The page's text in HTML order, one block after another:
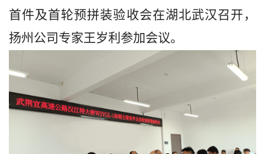
首件及首轮预拼装验收会在湖北武汉召开，
扬州公司专家王岁利参加会议。